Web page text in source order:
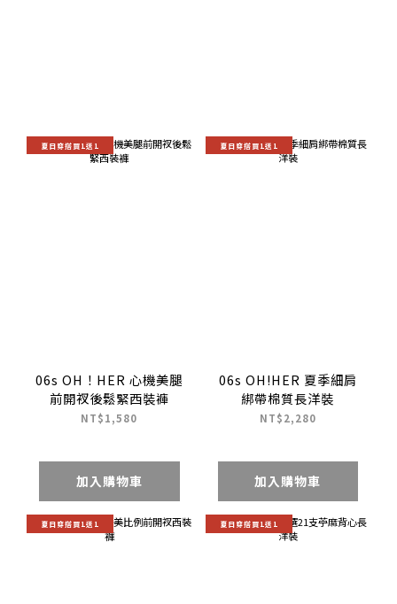
夏日穿搭買1送1
06s OH！HER 心機美腿
前開衩後鬆緊西裝褲
NT$1,580
加入購物車
夏日穿搭買1送1
06s OH!HER 夏季細肩
綁帶棉質長洋裝
NT$2,280
加入購物車
夏日穿搭買1送1 夏日穿搭買1送1